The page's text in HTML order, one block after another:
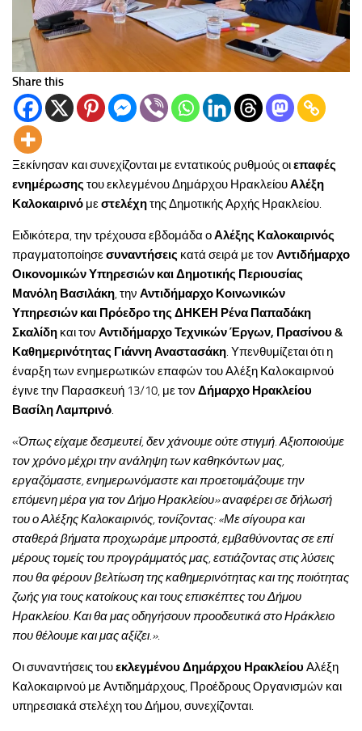
Share this
Ξεκίνησαν και συνεχίζονται με εντατικούς ρυθμούς οιεπαφές
ενημέρωσης του εκλεγμένου Δημάρχου ΗρακλείουΑλέξη
Καλοκαιρινό μεστελέχητης Δημοτικής Αρχής Ηρακλείου.
Ειδικότερα, την τρέχουσα εβδομάδα οΑλέξης Καλοκαιρινός
πραγματοποίησεσυναντήσεις κατά σειρά με τον Αντιδήμαρχο
Οικονομικών Υπηρεσιών και Δημοτικής Περιουσίας
Μανόλη Βασιλάκη, την Αντιδήμαρχο Κοινωνικών
Υπηρεσιών και Πρόεδρο της ΔΗΚΕΗ Ρένα Παπαδάκη
Σκαλίδη και τον Αντιδήμαρχο Τεχνικών Έργων, Πρασίνου &
Καθημερινότητας Γιάννη Αναστασάκη. Υπενθυμίζεται ότι η
έναρξη των ενημερωτικών επαφών του Αλέξη Καλοκαιρινού
έγινε την Παρασκευή 13/10, με τον Δήμαρχο Ηρακλείου
Βασίλη Λαμπρινό.
«Όπως είχαμε δεσμευτεί, δεν χάνουμε ούτε στιγμή. Αξιοποιούμε
τον χρόνο μέχρι την ανάληψη των καθηκόντων μας,
εργαζόμαστε, ενημερωνόμαστε και προετοιμάζουμε την
επόμενη μέρα για τον Δήμο Ηρακλείου» αναφέρει σε δήλωσή
του ο Αλέξης Καλοκαιρινός, τονίζοντας: «Με σίγουρα και
σταθερά βήματα προχωράμε μπροστά, εμβαθύνοντας σε επί
μέρους τομείς του προγράμματός μας, εστιάζοντας στις λύσεις
που θα φέρουν βελτίωση της καθημερινότητας και της ποιότητας
ζωής για τους κατοίκους και τους επισκέπτες του Δήμου
Ηρακλείου. Και θα μας οδηγήσουν προοδευτικά στο Ηράκλειο
που θέλουμε και μας αξίζει.».
Οι συναντήσεις τουεκλεγμένου Δημάρχου Ηρακλείου Αλέξη
Καλοκαιρινού με Αντιδημάρχους, Προέδρους Οργανισμών και
υπηρεσιακά στελέχη του Δήμου, συνεχίζονται.